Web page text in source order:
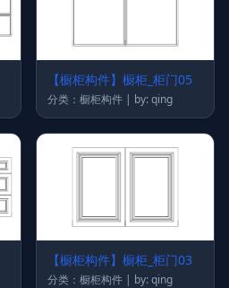
【橱柜构件】橱柜_柜门05
分类：橱柜构件 | by: qing
【橱柜构件】橱柜_柜门03
分类：橱柜构件 | by: qing